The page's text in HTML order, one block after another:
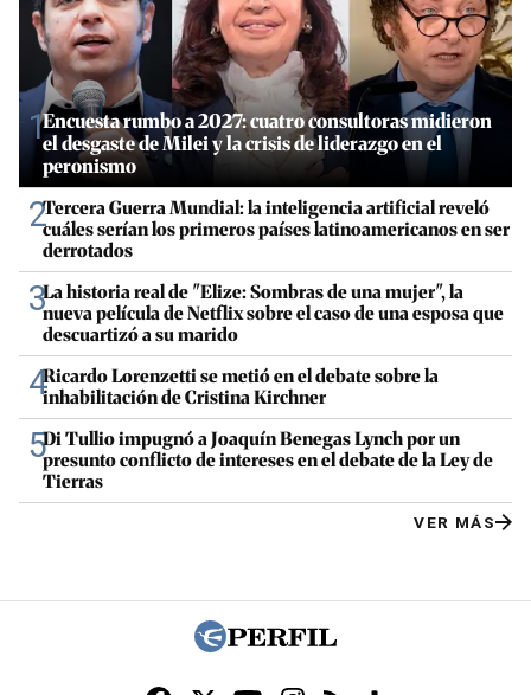
1Encuesta rumbo a 2027: cuatro consultoras midieron
el desgaste de Milei y la crisis de liderazgo en el
peronismo
2Tercera Guerra Mundial: la inteligencia artificial reveló
cuáles serían los primeros países latinoamericanos en ser
derrotados
3La historia real de "Elize: Sombras de una mujer", la
nueva película de Netflix sobre el caso de una esposa que
descuartizó a su marido
4Ricardo Lorenzetti se metió en el debate sobre la
inhabilitación de Cristina Kirchner
5Di Tullio impugnó a Joaquín Benegas Lynch por un
presunto conflicto de intereses en el debate de la Ley de
Tierras
VER MÁS